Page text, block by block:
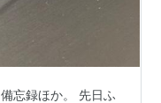
忘録ほか。 先日ふ